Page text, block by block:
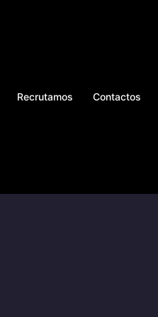
Recrutamos Contactos